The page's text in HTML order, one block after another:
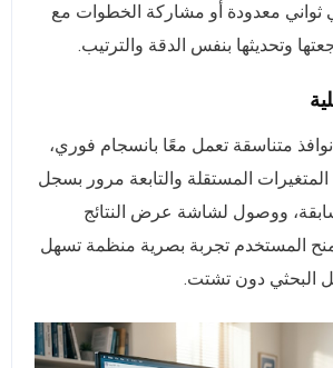
ثواني معدودة أو مشاركة الخطوات مع
وتحديثها بنفس الدقة والترتيب.
متناسقة تعمل معًا بانسجام فوري،
المستقلة والتابعة مرور بسجل
ووصول لشاشة عرض النتائج
المستخدم تجربة بصرية منظمة تسهل
البحثي دون تشتت.